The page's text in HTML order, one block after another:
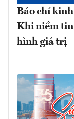
Báo chí
Khi niềm tin
hình giá trị